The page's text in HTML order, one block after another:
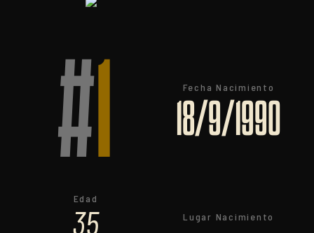
#1 Fecha Nacimiento
18/9/1990
Edad
35 Lugar Nacimiento